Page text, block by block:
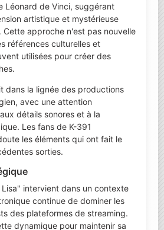
Léonard de Vinci, suggérant
artistique et mystérieuse
Cette approche n'est pas nouvelle
références culturelles et
utilisées pour créer des
dans la lignée des productions
avec une attention
détails sonores et à la
Les fans de K-391
les éléments qui ont fait le
sorties.
intervient dans un contexte
continue de dominer les
des plateformes de streaming.
dynamique pour maintenir sa